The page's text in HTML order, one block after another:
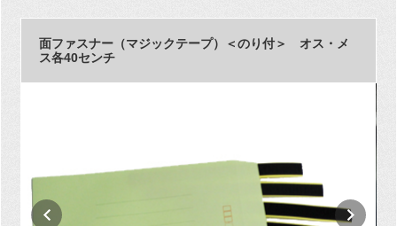
面ファスナー（マジックテープ）＜のり付＞ オス・メ
ス各40センチ